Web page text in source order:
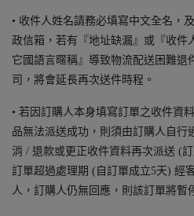
• 收件人姓名請務必填寫中文全名，
政信箱，若有『地址缺漏』或『收件
它國語言暱稱』導致物流配送困難退
司，將會延長再次送件時程。
• 若因訂購人本身填寫訂單之收件資
品無法派送成功，則須由訂購人自行
消 / 退款或更正收件資料再次派送 (
訂單超過處理期 (自訂單成立5天) 經
人，訂購人仍無回應，則該訂單將暫